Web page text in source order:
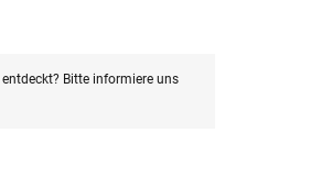
Bitte informiere uns